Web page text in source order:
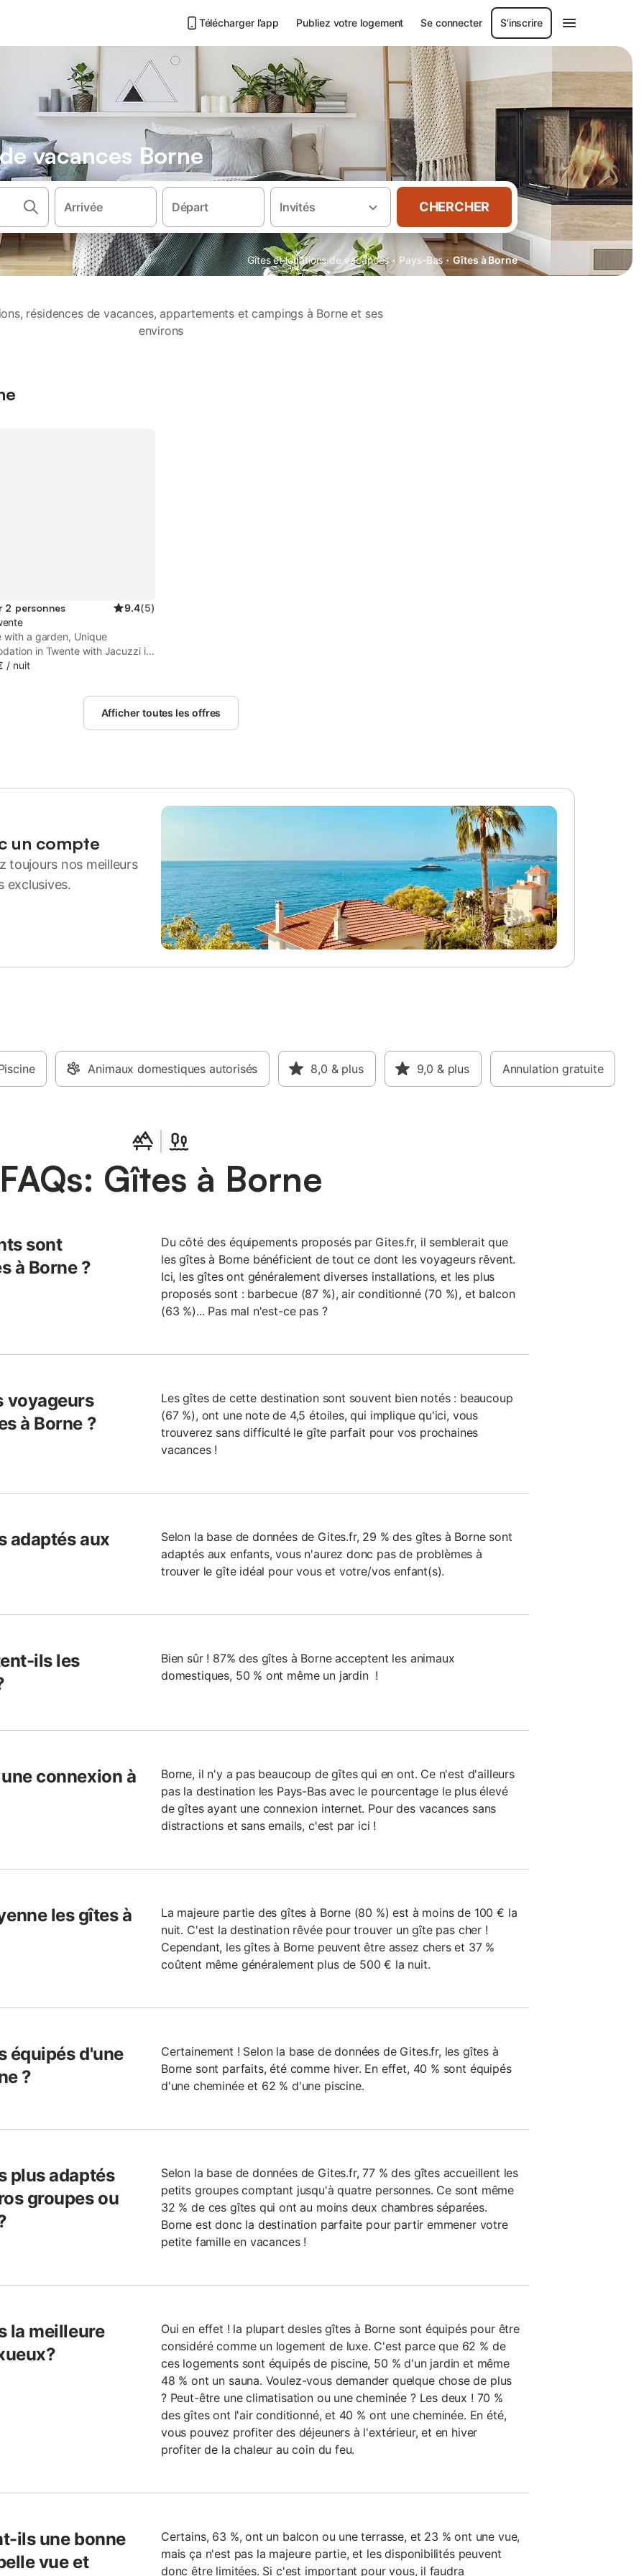
Télécharger l’app Publiez votre logement Se connecter S'inscrire
vacances Borne
Arrivée Départ Invités CHERCHER
Gîtes et locations de vacances · Pays-Bas · Gîtes à Borne
résidences de vacances, appartements et campings à Borne et ses
environs
2 personnes 9.4(5)
with a garden, Unique
in Twente with Jacuzzi is
Borne, 22 km from Holland
/ nuit
Afficher toutes les offres
un compte
toujours nos meilleurs
exclusives.
Animaux domestiques autorisés 8,0 & plus 9,0 & plus Annulation gratuite
FAQs: Gîtes à Borne
sont
à Borne ?
Du côté des équipements proposés par Gites.fr, il semblerait que
les gîtes à Borne bénéficient de tout ce dont les voyageurs rêvent.
Ici, les gîtes ont généralement diverses installations, et les plus
proposés sont : barbecue (87 %), air conditionné (70 %), et balcon
(63 %)... Pas mal n'est-ce pas ?
voyageurs
à Borne ?
Les gîtes de cette destination sont souvent bien notés : beaucoup
(67 %), ont une note de 4,5 étoiles, qui implique qu'ici, vous
trouverez sans difficulté le gîte parfait pour vos prochaines
vacances !
adaptés aux
Selon la base de données de Gites.fr, 29 % des gîtes à Borne sont
adaptés aux enfants, vous n'aurez donc pas de problèmes à
trouver le gîte idéal pour vous et votre/vos enfant(s).
ils les
Bien sûr ! 87% des gîtes à Borne acceptent les animaux
domestiques, 50 % ont même un jardin !
connexion à
Borne, il n'y a pas beaucoup de gîtes qui en ont. Ce n'est d'ailleurs
pas la destination les Pays-Bas avec le pourcentage le plus élevé
de gîtes ayant une connexion internet. Pour des vacances sans
distractions et sans emails, c'est par ici !
les gîtes à
La majeure partie des gîtes à Borne (80 %) est à moins de 100 € la
nuit. C'est la destination rêvée pour trouver un gîte pas cher !
Cependant, les gîtes à Borne peuvent être assez chers et 37 %
coûtent même généralement plus de 500 € la nuit.
équipés d'une
?
Certainement ! Selon la base de données de Gites.fr, les gîtes à
Borne sont parfaits, été comme hiver. En effet, 40 % sont équipés
d'une cheminée et 62 % d'une piscine.
plus adaptés
groupes ou
Selon la base de données de Gites.fr, 77 % des gîtes accueillent les
petits groupes comptant jusqu'à quatre personnes. Ce sont même
32 % de ces gîtes qui ont au moins deux chambres séparées.
Borne est donc la destination parfaite pour partir emmener votre
petite famille en vacances !
la meilleure
Oui en effet ! la plupart desles gîtes à Borne sont équipés pour être
considéré comme un logement de luxe. C'est parce que 62 % de
ces logements sont équipés de piscine, 50 % d'un jardin et même
48 % ont un sauna. Voulez-vous demander quelque chose de plus
? Peut-être une climatisation ou une cheminée ? Les deux ! 70 %
des gîtes ont l'air conditionné, et 40 % ont une cheminée. En été,
vous pouvez profiter des déjeuners à l'extérieur, et en hiver
profiter de la chaleur au coin du feu.
ils une bonne
vue et
Certains, 63 %, ont un balcon ou une terrasse, et 23 % ont une vue,
mais ça n'est pas la majeure partie, et les disponibilités peuvent
donc être limitées. Si c'est important pour vous, il faudra